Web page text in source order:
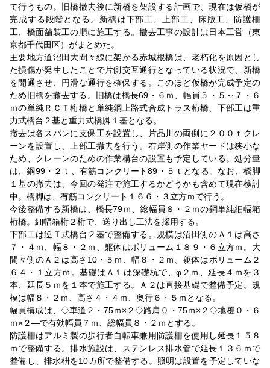
て行うもの。旧橋撤去後に新橋を架設する計画で、現在は仮橋が
完成する段階となる。新橋は下部工、上部工、床版工、防護柵
工、橋面舗装工の順に施工する。撤去工事の設計は日本工営（東
京都千代田区）がまとめた。
主要地方道沼田大間々線に架かる赤城根橋は、老朽化を原因とし
た損傷が発生したことで片側交互通行となっている状況で、新橋
を開通させ、円滑な通行を確保する。このほど仮橋が完成予定の
ため旧橋を撤去する。旧橋は橋長69・６ｍ、幅員５・５～７・６
ｍの単純ＲＣＴ桁橋と単純鋼上路式合成トラス桁橋、下部工は重
力式橋台２基と重力式橋脚１基となる。
撤去は各スパンに支保工を設置し、片品川の両側に２００ｔクレ
ーンを設置し、上部工撤去を行う。右岸側の作業ヤードは狭小な
ため、クレーンのための作業構台の設置も予定している。処分量
は、鋼99・２ｔ、有筋コンクリート89・５ｔとなる。なお、橋脚
１基の撤去は、今回の発注で施工するかどうかも含めて現在検討
中。橋脚は、有筋コンクリート１６６・３立方ｍで行う。
今後整備する新橋は、橋長79ｍ、総幅員８・２ｍの鋼単純細幅箱
桁橋。細幅箱桁２桁で、送り出し工法を採用する。
下部工は逆Ｔ式橋台２基で整備する。規模は沼田側のＡ１は高さ
７・４ｍ、幅８・２ｍ、躯体はボリューム１８９・６立方ｍ。大
間々側のＡ２は高さ10・５ｍ、幅８・２ｍ、躯体はボリューム２
６４・１立方ｍ。基礎はＡ１は深礎杭で、φ２ｍ、延長４ｍを３
本、延長５ｍを１本で施工する。Ａ２は直接基礎で整備予定。規
模は幅８・２ｍ、高さ４・４ｍ、奥行６・５ｍとなる。
幅員構成は、◇車道２・75ｍ×２◇路肩０・75ｍ×２◇地覆０・６
ｍ×２―で有効幅員７ｍ、総幅員８・２ｍとする。
防護柵はアルミ製の歩行者自転車兼用防護柵を使用し延長１５８
ｍで整備する。排水施設は、ステンレス排水管で延長１３６ｍで
整備し、排水枡を10カ所で整備する。照明は設置を予定していな